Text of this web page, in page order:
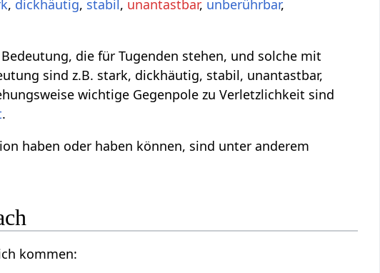
, dickhäutig, stabil, unantastbar, unberührbar,
die für Tugenden stehen, und solche mit
sind z.B. stark, dickhäutig, stabil, unantastbar,
wichtige Gegenpole zu Verletzlichkeit sind
.
haben oder haben können, sind unter anderem
kommen: